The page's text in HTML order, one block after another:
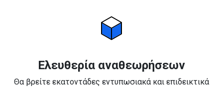
Ελευθερία αναθεωρήσεων
Θα βρείτε εκατοντάδες εντυπωσιακά και επιδεικτικά